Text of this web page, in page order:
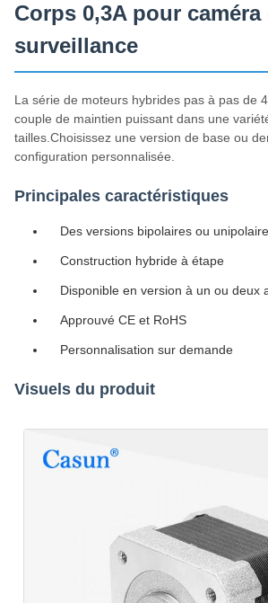
Corps 0,3A pour caméra
surveillance
La série de moteurs hybrides pas à pas de
couple de maintien puissant dans une
tailles.Choisissez une version de base ou
configuration personnalisée.
Principales caractéristiques
Des versions bipolaires ou
Construction hybride à étape
Disponible en version à un ou deux
Approuvé CE et RoHS
Personnalisation sur demande
Visuels du produit